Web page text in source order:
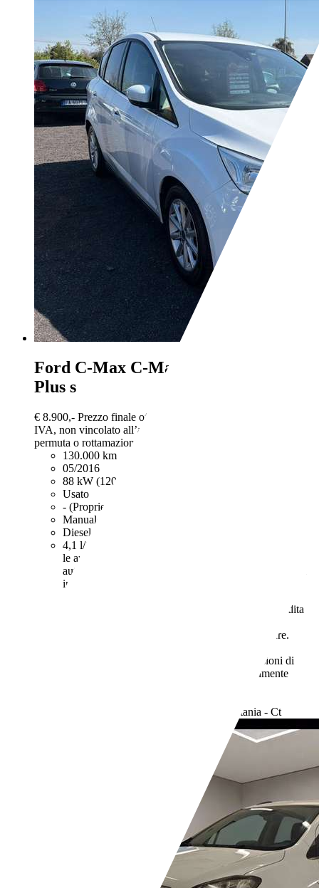
Ford C-Max C-Max III 2015 1.5 tdci
Plus s
€ 8.900,- Prezzo finale offerto al pubblico, comprensivo di
IVA, non vincolato all’acquisto di un finanziamento, a
permuta o rottamazione. Passaggio di proprietà e IPT esclusi.
130.000 km
05/2016
88 kW (120 CV)
Usato
- (Proprietari)
Manuale
Diesel
4,1 l/100 km (comb.)
le auto usate si intendono riferiti al ciclo NEDC. Per le
auto nuove, a partire dal 16.2.2021, iI rivenditore deve
indicare i valori relativi al consumo di carburante ed
rivenditore deve rendere disponibile nel punto vendita
emissioni di CO2 dei nuovi modelli di autovetture.
influiscono su consumo di carburante e emissioni di
CO2. Il CO2 è il gas a effetto serra principalmente
IT-95025 Aci Sant'Antonio - Catania - Ct